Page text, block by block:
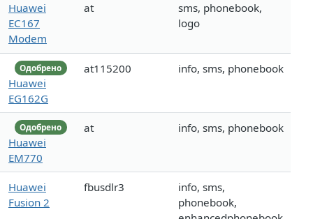
Huawei
EC167
Modem
at
sms, phonebook,
logo
Одобрено
Huawei
EG162G
at115200 info, sms, phonebook
Одобрено
Huawei
EM770
at info, sms, phonebook
Huawei
Fusion 2
fbusdlr3
info, sms,
phonebook,